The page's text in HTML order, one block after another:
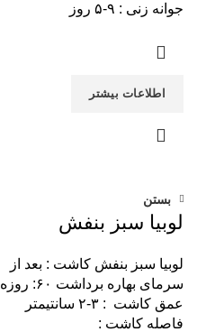
جوانه زنی : ۹-۵ روز
اطلاعات بیشتر
بستن
لوبیا سبز بنفش
لوبیا سبز بنفش کاشت : بعد از
سرمای بهاره برداشت ۶۰: روزه
عمق کاشت : ۳-۲ سانتیمتر
فاصله کاشت :